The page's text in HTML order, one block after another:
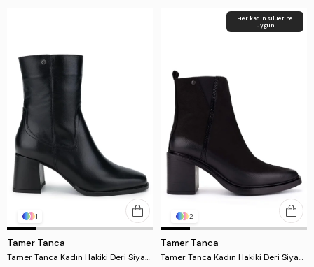
1
Tamer Tanca
Tamer Tanca Kadın Hakiki Deri Siyah Deri Topuklu Bot
2
Her kadın silüetine
uygun
Tamer Tanca
Tamer Tanca Kadın Hakiki Deri Siyah Nubuk Topuklu Bot